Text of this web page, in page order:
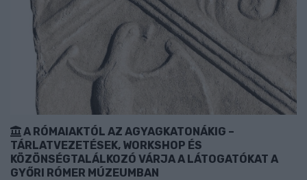
A RÓMAIAKTÓL AZ AGYAGKATONÁKIG –
TÁRLATVEZETÉSEK, WORKSHOP ÉS
KÖZÖNSÉGTALÁLKOZÓ VÁRJA A LÁTOGATÓKAT A
GYŐRI RÓMER MÚZEUMBAN